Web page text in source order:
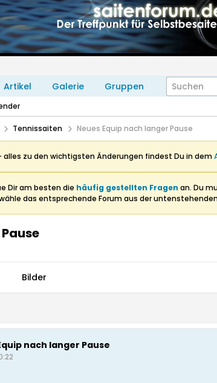
Artikel Galerie Gruppen
Tennissaiten Neues Equip nach langer Pause
alles zu den wichtigsten Änderungen findest Du in dem
Dir am besten die häufig gestellten Fragen an. Du
das entsprechende Forum aus der
Bilder
nach langer Pause